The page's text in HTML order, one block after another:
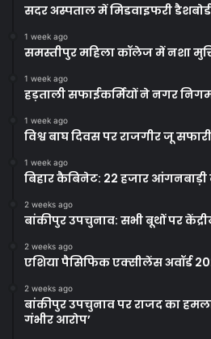
सदर अस्पताल में मिडवाइफरी डैशबोर्ड
1 week ago
समस्तीपुर महिला कॉलेज में नशा
1 week ago
हड़ताली सफाईकर्मियों ने नगर
1 week ago
विश्व बाघ दिवस पर राजगीर जू
1 week ago
बिहार कैबिनेट: 22 हजार आंगनबाड़ी
2 weeks ago
बांकीपुर उपचुनाव: सभी बूथों पर
2 weeks ago
एशिया पैसिफिक एक्सीलेंस अवॉर्ड
2 weeks ago
बांकीपुर उपचुनाव पर राजद का
गंभीर आरोप’